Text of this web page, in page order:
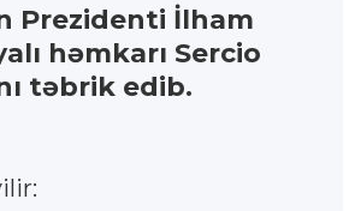
Prezidenti İlham
həmkarı Sercio
təbrik edib.